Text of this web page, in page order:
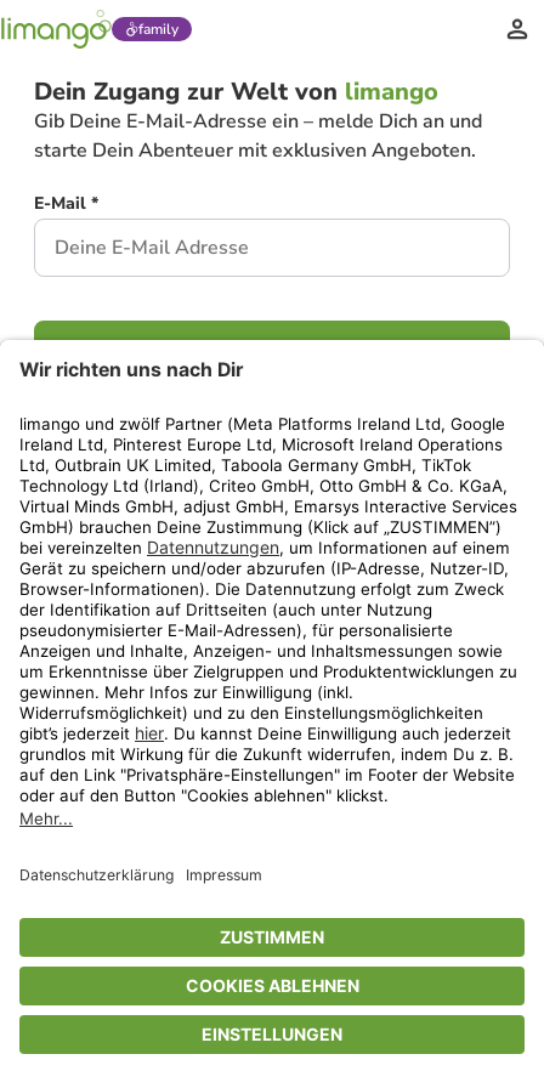
family
Dein Zugang zur Welt von limango
Gib Deine E-Mail-Adresse ein – melde Dich an und
starte Dein Abenteuer mit exklusiven Angeboten.
E-Mail *
Weiter
Privatsphäre-EinstellungenAGBDatenschutzCompliance
GeschenkgutscheinbedingungenImpressumHelp Center